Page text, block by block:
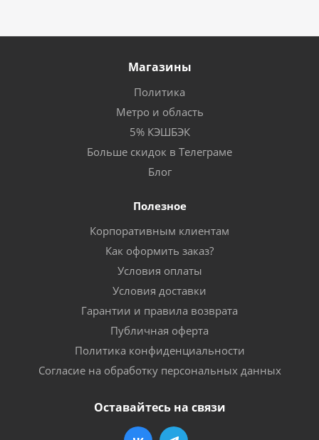
Магазины
Политика
Метро и область
5% КЭШБЭК
Больше скидок в Телеграме
Блог
Полезное
Корпоративным клиентам
Как оформить заказ?
Условия оплаты
Условия доставки
Гарантии и правила возврата
Публичная оферта
Политика конфиденциальности
Согласие на обработку персональных данных
Оставайтесь на связи